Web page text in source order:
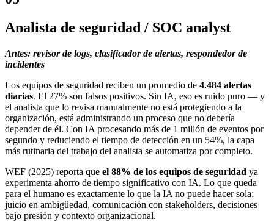
Analista de seguridad / SOC analyst
Antes: revisor de logs, clasificador de alertas, respondedor de
incidentes
Los equipos de seguridad reciben un promedio de 4.484 alertas
diarias. El 27% son falsos positivos. Sin IA, eso es ruido puro — y
el analista que lo revisa manualmente no está protegiendo a la
organización, está administrando un proceso que no debería
depender de él. Con IA procesando más de 1 millón de eventos por
segundo y reduciendo el tiempo de detección en un 54%, la capa
más rutinaria del trabajo del analista se automatiza por completo.
WEF (2025) reporta que el 88% de los equipos de seguridad ya
experimenta ahorro de tiempo significativo con IA. Lo que queda
para el humano es exactamente lo que la IA no puede hacer sola:
juicio en ambigüedad, comunicación con stakeholders, decisiones
bajo presión y contexto organizacional.